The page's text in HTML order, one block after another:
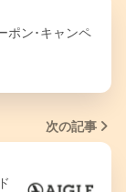
ポン･キャンペ
次の記事